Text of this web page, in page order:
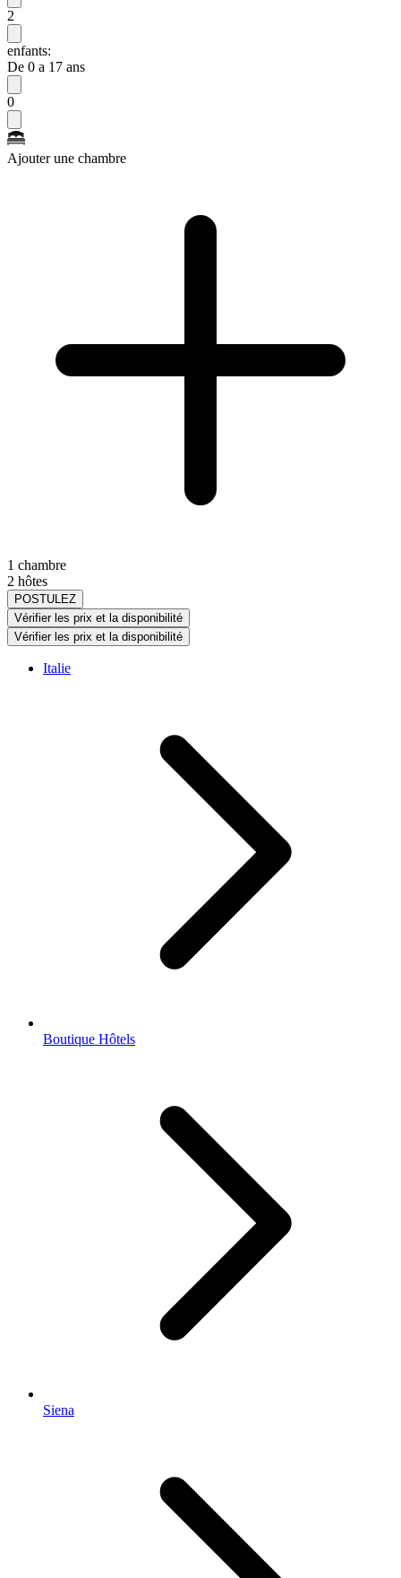
2
enfants:
De 0 a 17 ans
0
Ajouter une chambre
1 chambre
2 hôtes
POSTULEZ
Vérifier les prix et la disponibilité
Vérifier les prix et la disponibilité
Italie
Boutique Hôtels
Siena